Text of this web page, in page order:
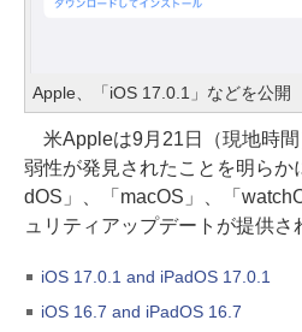
Apple、「iOS 17.0.1」などを公開
米Appleは9月21日（現地時
弱性が発見されたことを明らか
dOS」、「macOS」、「
ュリティアップデートが提供さ
iOS 17.0.1 and iPadOS 17.0.1
iOS 16.7 and iPadOS 16.7